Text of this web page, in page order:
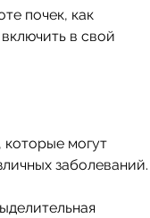
почек, как
в свой
могут
заболеваний.